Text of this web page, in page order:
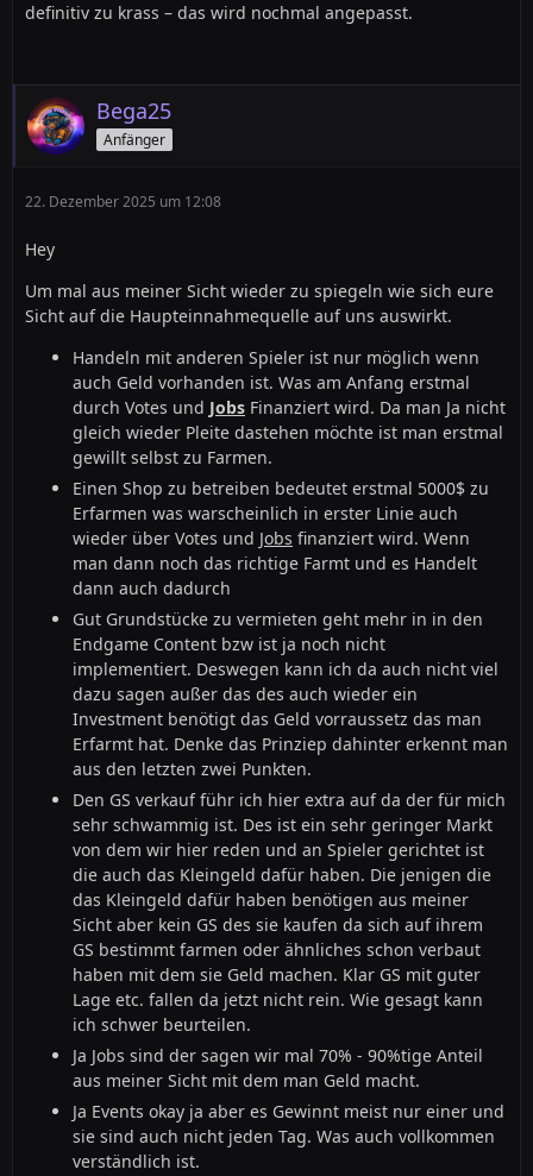
definitiv zu krass – das wird nochmal angepasst.
Bega25
Anfänger
22. Dezember 2025 um 12:08
Hey
Um mal aus meiner Sicht wieder zu spiegeln wie sich eure
Sicht auf die Haupteinnahmequelle auf uns auswirkt.
Handeln mit anderen Spieler ist nur möglich wenn
auch Geld vorhanden ist. Was am Anfang erstmal
durch Votes und Jobs Finanziert wird. Da man Ja nicht
gleich wieder Pleite dastehen möchte ist man erstmal
gewillt selbst zu Farmen.
Einen Shop zu betreiben bedeutet erstmal 5000$ zu
Erfarmen was warscheinlich in erster Linie auch
wieder über Votes und Jobs finanziert wird. Wenn
man dann noch das richtige Farmt und es Handelt
dann auch dadurch
Gut Grundstücke zu vermieten geht mehr in in den
Endgame Content bzw ist ja noch nicht
implementiert. Deswegen kann ich da auch nicht viel
dazu sagen außer das des auch wieder ein
Investment benötigt das Geld vorraussetz das man
Erfarmt hat. Denke das Prinziep dahinter erkennt man
aus den letzten zwei Punkten.
Den GS verkauf führ ich hier extra auf da der für mich
sehr schwammig ist. Des ist ein sehr geringer Markt
von dem wir hier reden und an Spieler gerichtet ist
die auch das Kleingeld dafür haben. Die jenigen die
das Kleingeld dafür haben benötigen aus meiner
Sicht aber kein GS des sie kaufen da sich auf ihrem
GS bestimmt farmen oder ähnliches schon verbaut
haben mit dem sie Geld machen. Klar GS mit guter
Lage etc. fallen da jetzt nicht rein. Wie gesagt kann
ich schwer beurteilen.
Ja Jobs sind der sagen wir mal 70% - 90%tige Anteil
aus meiner Sicht mit dem man Geld macht.
Ja Events okay ja aber es Gewinnt meist nur einer und
sie sind auch nicht jeden Tag. Was auch vollkommen
verständlich ist.